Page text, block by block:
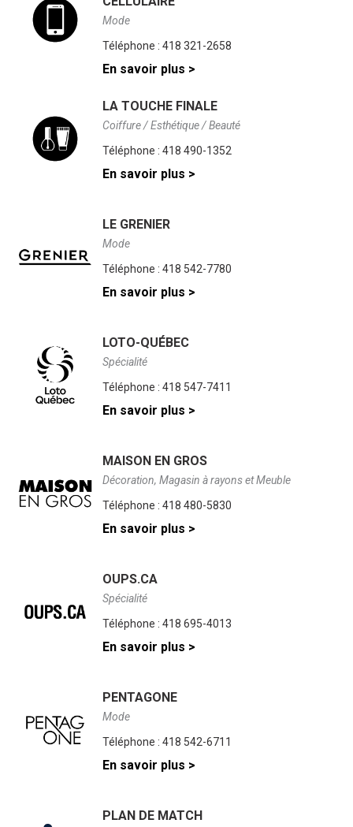
Mode
Téléphone : 418 321-2658
En savoir plus >
LA TOUCHE FINALE
Coiffure / Esthétique / Beauté
Téléphone : 418 490-1352
En savoir plus >
LE GRENIER
Mode
Téléphone : 418 542-7780
En savoir plus >
LOTO-QUÉBEC
Spécialité
Téléphone : 418 547-7411
En savoir plus >
MAISON EN GROS
Décoration, Magasin à rayons et Meuble
Téléphone : 418 480-5830
En savoir plus >
OUPS.CA
Spécialité
Téléphone : 418 695-4013
En savoir plus >
PENTAGONE
Mode
Téléphone : 418 542-6711
En savoir plus >
PLAN DE MATCH